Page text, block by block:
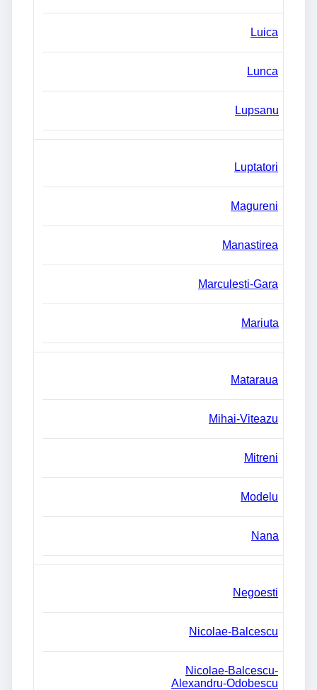
Luica
Lunca
Lupsanu
Luptatori
Magureni
Manastirea
Marculesti-Gara
Mariuta
Mataraua
Mihai-Viteazu
Mitreni
Modelu
Nana
Negoesti
Nicolae-Balcescu
Nicolae-Balcescu-
Alexandru-Odobescu